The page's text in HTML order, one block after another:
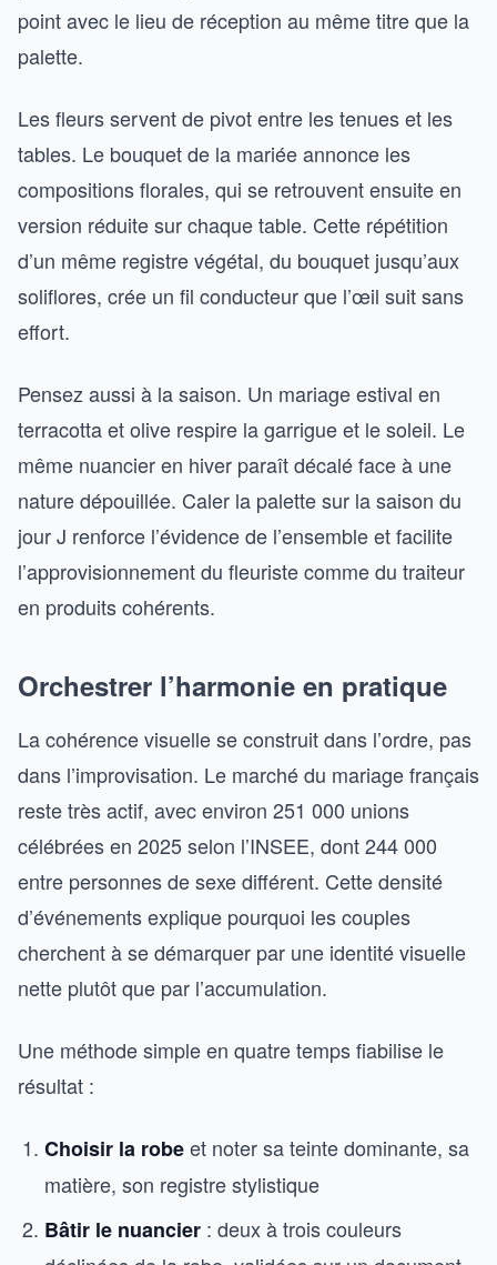
point avec le lieu de réception au même titre que la
palette.
Les fleurs servent de pivot entre les tenues et les
tables. Le bouquet de la mariée annonce les
compositions florales, qui se retrouvent ensuite en
version réduite sur chaque table. Cette répétition
d’un même registre végétal, du bouquet jusqu’aux
soliflores, crée un fil conducteur que l’œil suit sans
effort.
Pensez aussi à la saison. Un mariage estival en
terracotta et olive respire la garrigue et le soleil. Le
même nuancier en hiver paraît décalé face à une
nature dépouillée. Caler la palette sur la saison du
jour J renforce l’évidence de l’ensemble et facilite
l’approvisionnement du fleuriste comme du traiteur
en produits cohérents.
Orchestrer l’harmonie en pratique
La cohérence visuelle se construit dans l’ordre, pas
dans l’improvisation. Le marché du mariage français
reste très actif, avec environ 251 000 unions
célébrées en 2025 selon l’INSEE, dont 244 000
entre personnes de sexe différent. Cette densité
d’événements explique pourquoi les couples
cherchent à se démarquer par une identité visuelle
nette plutôt que par l’accumulation.
Une méthode simple en quatre temps fiabilise le
résultat :
Choisir la robeet noter sa teinte dominante, sa
matière, son registre stylistique
Bâtir le nuancier : deux à trois couleurs